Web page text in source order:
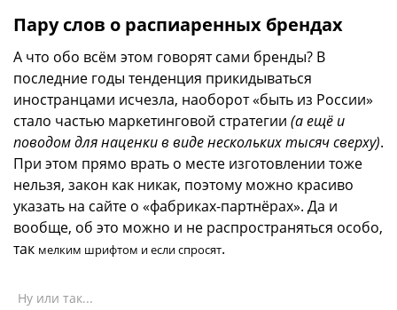
Пару слов о распиаренных брендах
А что обо всём этом говорят сами бренды? В
последние годы тенденция прикидываться
иностранцами исчезла, наоборот «быть из России»
стало частью маркетинговой стратегии (а ещё и
поводом для наценки в виде нескольких тысяч сверху).
При этом прямо врать о месте изготовлении тоже
нельзя, закон как никак, поэтому можно красиво
указать на сайте о «фабриках-партнёрах». Да и
вообще, об это можно и не распространяться особо,
так мелким шрифтом и если спросят.
Ну или так...